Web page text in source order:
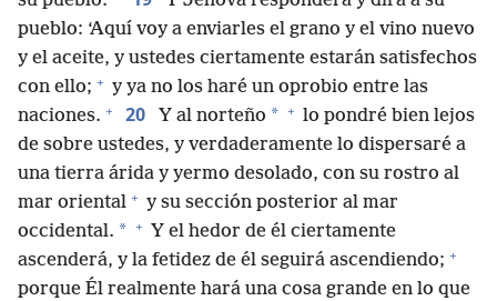
pueblo: ‘Aquí voy a enviarles el grano y el vino nuevo
y el aceite, y ustedes ciertamente estarán satisfechos
con ello; + y ya no los haré un oprobio entre las
naciones. + 20 Y al norteño * + lo pondré bien lejos
de sobre ustedes, y verdaderamente lo dispersaré a
una tierra árida y yermo desolado, con su rostro al
mar oriental + y su sección posterior al mar
occidental. * + Y el hedor de él ciertamente
ascenderá, y la fetidez de él seguirá ascendiendo; +
porque Él realmente hará una cosa grande en lo que